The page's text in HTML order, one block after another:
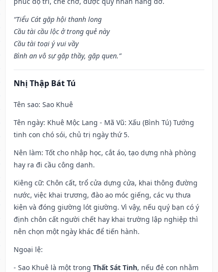
“Tiểu Cát gặp hội thanh long
Cầu tài cầu lộc ở trong quẻ này
Cầu tài toại ý vui vầy
Bình an vô sự gặp thầy, gặp quen.”
Nhị Thập Bát Tú
Tên sao: Sao Khuê
Tên ngày: Khuê Mộc Lang - Mã Vũ: Xấu (Bình Tú) Tướng
tinh con chó sói, chủ trị ngày thứ 5.
Nên làm: Tốt cho nhập học, cắt áo, tạo dựng nhà phòng
hay ra đi cầu công danh.
Kiêng cữ: Chôn cất, trổ cửa dựng cửa, khai thông đường
nước, việc khai trương, đào ao móc giếng, các vụ thưa
kiện và đóng giường lót giường. Vì vậy, nếu quý bạn có ý
định chôn cất người chết hay khai trường lập nghiệp thì
nên chọn một ngày khác để tiến hành.
Ngoại lệ:
- Sao Khuê là một trong Thất Sát Tinh, nếu đẻ con nhằm